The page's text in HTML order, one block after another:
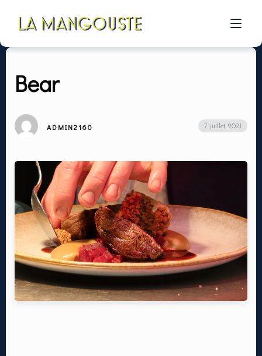
ACCUEIL
CÔTÉ BAR
A PROPOS
GALERIE
CONTACT
Bear
ADMIN2160 7 juillet 2021